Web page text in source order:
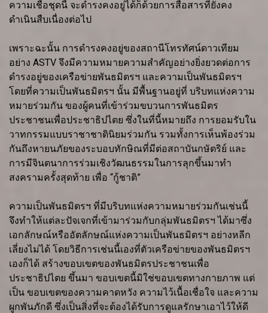
ความเชื่อชุดนี้ จะดำรงคงอยู่ได้ก็ด้วยการสื่อสารที่ยังคง
ดำเนินสืบเนื่องต่อไป
เพราะฉะนั้น การดำรงคงอยู่ของสถานีโทรทัศน์ดาวเทียม
อย่าง ASTV จึงมีความหมายความสำคัญอย่างยิ่งยวดต่อการ
ดำรงอยู่ของเครือข่ายพันธมิตรฯ และความเป็นพันธมิตรฯ
โดยที่ความเป็นพันธมิตรฯ นั้น มีพื้นฐานอยู่ที่ บริบทแห่งความ
หมายร่วมกัน ของผู้คนที่เข้าร่วมขบวนการพันธมิตร
ประชาชนเพื่อประชาธิปไตย ซึ่งในที่นี้หมายถึง การยอมรับใน
วาทกรรมแบบราชาชาตินิยมร่วมกัน รวมทั้งการเห็นพ้องร่วม
กันถึงหายนภัยของระบอบทักษิณที่มีต่อสถาบันกษัตริย์ และ
การมีจินตนาการร่วมเชิงวัฒนธรรมในการลุกขึ้นมาทำ
สงครามครั้งสุดท้าย เพื่อ “กู้ชาติ”
ความเป็นพันธมิตรฯ ที่มีบริบทแห่งความหมายร่วมกันเช่นนี้
จึงทำให้แต่ละปัจเจกที่เข้ามาร่วมกับกลุ่มพันธมิตรฯ ได้มาซึ่ง
เอกลักษณ์หรืออัตลักษณ์แห่งความเป็นพันธมิตรฯ อย่างหลีก
เลี่ยงไม่ได้ โดยวิธีการเช่นนี้เองที่ตัวเครือข่ายของพันธมิตรฯ
เองก็ได้ สร้างขอบเขตของพันธมิตรประชาชนเพื่อ
ประชาธิปไตย ขึ้นมา ขอบเขตนี้มิใช่ขอบเขตทางกายภาพ แต่
เป็น ขอบเขตของความคาดหวัง ความไว้เนื้อเชื่อใจ และความ
ผูกพันภักดี ซึ่งเป็นสิ่งที่จะต้องได้รับการดูแลรักษาเอาไว้ให้ดี